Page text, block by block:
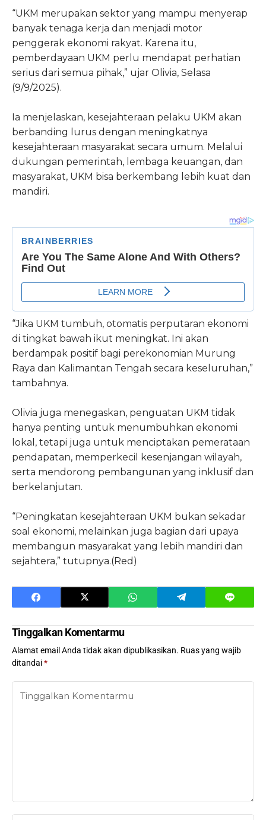
“UKM merupakan sektor yang mampu menyerap
banyak tenaga kerja dan menjadi motor
penggerak ekonomi rakyat. Karena itu,
pemberdayaan UKM perlu mendapat perhatian
serius dari semua pihak,” ujar Olivia, Selasa
(9/9/2025).
Ia menjelaskan, kesejahteraan pelaku UKM akan
berbanding lurus dengan meningkatnya
kesejahteraan masyarakat secara umum. Melalui
dukungan pemerintah, lembaga keuangan, dan
masyarakat, UKM bisa berkembang lebih kuat dan
mandiri.
“Jika UKM tumbuh, otomatis perputaran ekonomi
di tingkat bawah ikut meningkat. Ini akan
berdampak positif bagi perekonomian Murung
Raya dan Kalimantan Tengah secara keseluruhan,”
tambahnya.
Olivia juga menegaskan, penguatan UKM tidak
hanya penting untuk menumbuhkan ekonomi
lokal, tetapi juga untuk menciptakan pemerataan
pendapatan, memperkecil kesenjangan wilayah,
serta mendorong pembangunan yang inklusif dan
berkelanjutan.
“Peningkatan kesejahteraan UKM bukan sekadar
soal ekonomi, melainkan juga bagian dari upaya
membangun masyarakat yang lebih mandiri dan
sejahtera,” tutupnya.(Red)
Tinggalkan Komentarmu
Alamat email Anda tidak akan dipublikasikan. Ruas yang wajib
ditandai*